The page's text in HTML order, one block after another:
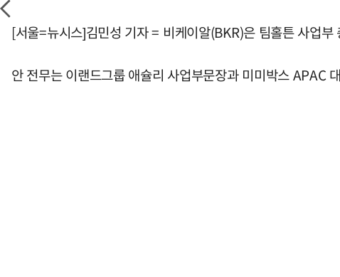
[서울=뉴시스]김민성 기자 = 비케이알(BKR)은 팀홀튼 사업
안 전무는 이랜드그룹 애슐리 사업부문장과 미미박스 APAC